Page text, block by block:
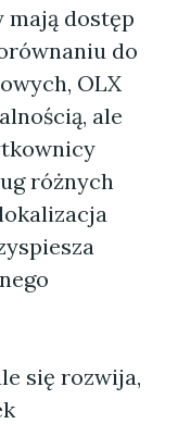
mają dostęp
do
OLX
ale
różnych
się rozwija,